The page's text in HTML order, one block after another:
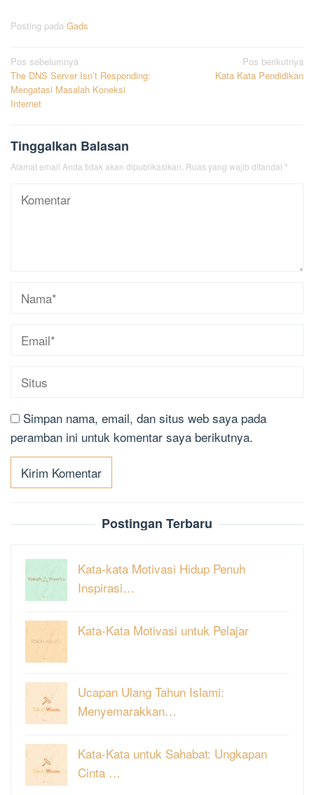
Posting pada Gads
Navigasi
pos
Pos sebelumnya
The DNS Server Isn’t Responding:
Mengatasi Masalah Koneksi
Internet
Pos berikutnya
Kata Kata Pendidikan
Tinggalkan Balasan
Alamat email Anda tidak akan dipublikasikan. Ruas yang wajib ditandai *
Simpan nama, email, dan situs web saya pada
peramban ini untuk komentar saya berikutnya.
Postingan Terbaru
Kata-kata Motivasi Hidup Penuh
Inspirasi…
Kata-Kata Motivasi untuk Pelajar
Ucapan Ulang Tahun Islami:
Menyemarakkan…
Kata-Kata untuk Sahabat: Ungkapan
Cinta …